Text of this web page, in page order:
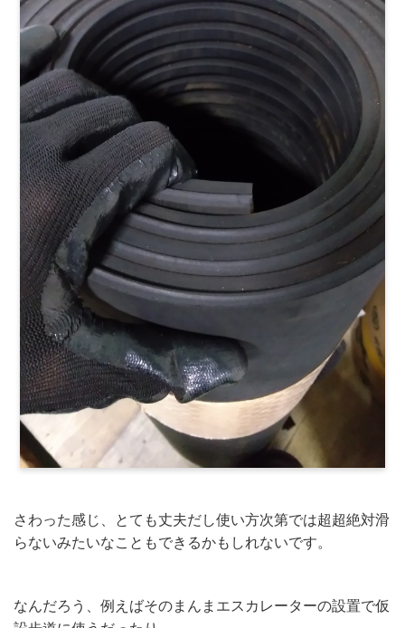
さわった感じ、とても丈夫だし使い方次第では超超絶対滑
らないみたいなこともできるかもしれないです。
なんだろう、例えばそのまんまエスカレーターの設置で仮